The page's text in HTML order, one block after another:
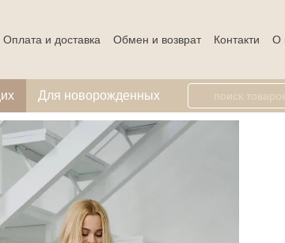
Оплата и доставка Обмен и возврат Контакти О
Для новорожденных